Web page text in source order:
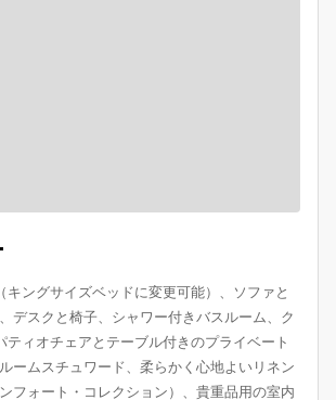
キングサイズベッドに変更可能）、ソファと
デスクと椅子、シャワー付きバスルーム、ク
ティオチェアとテーブル付きのプライベート
ームスチュワード、柔らかく心地よいリネン
フォート・コレクション）、貴重品用の室内